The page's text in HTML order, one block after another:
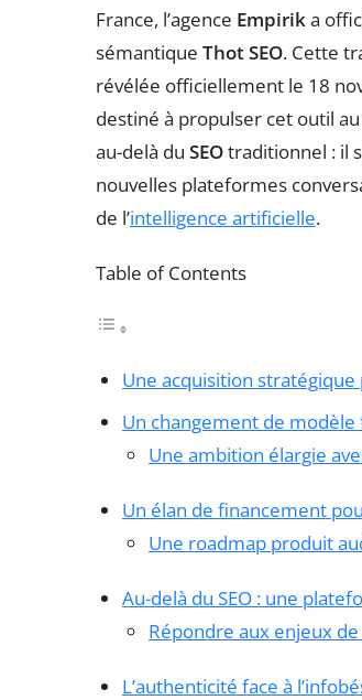
France, l’agence Empirika
sémantique Thot SEO. Cette
révélée officiellement le 18
destiné à propulser cet outil
au-delà du SEOtraditionnel : il
nouvelles plateformes
de l’intelligence artificielle.
Table of Contents
Une acquisition
Un changement de modèle
Une ambition élargie
Un élan de financement
Une roadmap produit
Au-delà du SEO : une
Répondre aux enjeux
L’authenticité face à